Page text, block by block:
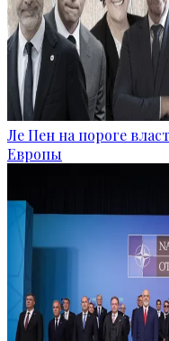
Ле Пен на пороге
Европы